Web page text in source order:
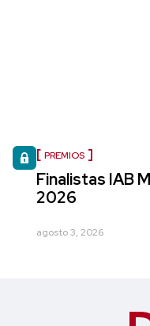
PREMIOS
Finalistas IAB
2026
agosto 3, 2026